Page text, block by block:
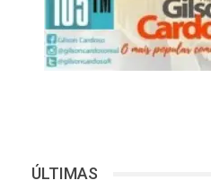
ÚLTIMAS